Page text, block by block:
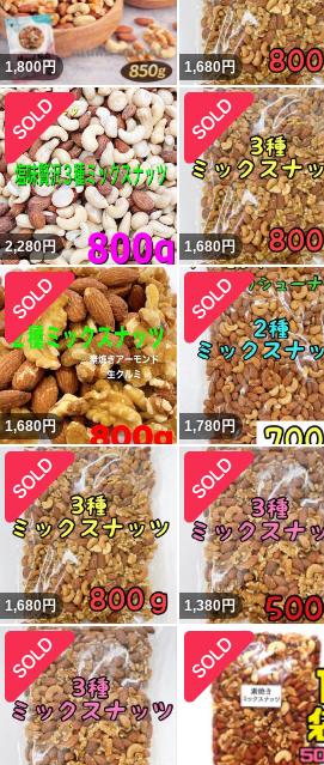
1,800円 1,680円
2,280円 1,680円
1,680円 1,780円
1,680円 1,380円